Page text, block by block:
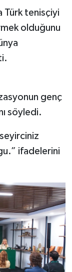
Türk tenisçiyi
olduğunu
genç
söyledi.
ifadelerini